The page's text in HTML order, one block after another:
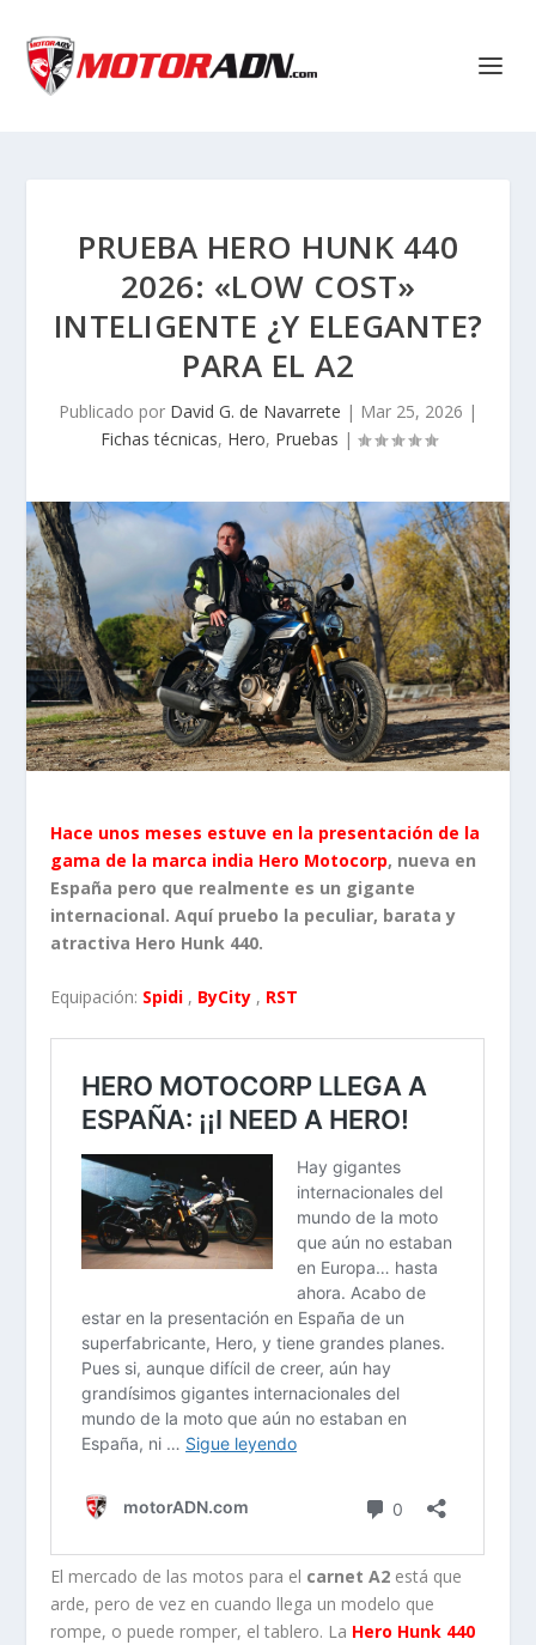
PRUEBA HERO HUNK 440
2026: «LOW COST»
INTELIGENTE ¿Y ELEGANTE?
PARA EL A2
Publicado por David G. de Navarrete | Mar 25, 2026 |
Fichas técnicas, Hero, Pruebas |
Hace unos meses estuve en la presentación de la
gama de la marca india Hero Motocorp, nueva en
España pero que realmente es un gigante
internacional. Aquí pruebo la peculiar, barata y
atractiva Hero Hunk 440.
Equipación: Spidi , ByCity , RST
El mercado de las motos para el carnet A2 está que
arde, pero de vez en cuando llega un modelo que
rompe, o puede romper, el tablero. La Hero Hunk 440